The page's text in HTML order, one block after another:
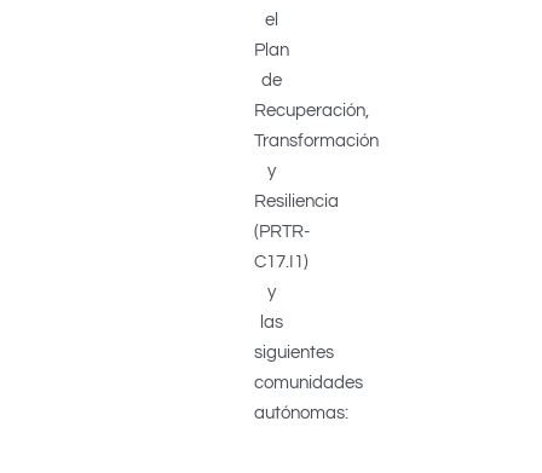
el
Plan
de
Recuperación,
Transformación
y
Resiliencia
(PRTR-
C17.I1)
y
las
siguientes
comunidades
autónomas: